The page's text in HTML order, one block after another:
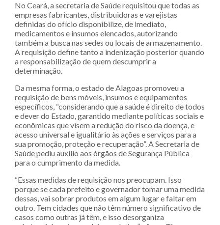
No Ceará, a secretaria de Saúde requisitou que todas as
empresas fabricantes, distribuidoras e varejistas
definidas do ofício disponibilize, de imediato,
medicamentos e insumos elencados, autorizando
também a busca nas sedes ou locais de armazenamento.
A requisição define tanto a indenização posterior quando
a responsabilização de quem descumprir a
determinação.
Da mesma forma, o estado de Alagoas promoveu a
requisição de bens móveis, insumos e equipamentos
específicos, “considerando que a saúde é direito de todos
e dever do Estado, garantido mediante políticas sociais e
econômicas que visem a redução do risco da doença, e
acesso universal e igualitário às ações e serviços para a
sua promoção, proteção e recuperação”. A Secretaria de
Saúde pediu auxílio aos órgãos de Segurança Pública
para o cumprimento da medida.
“Essas medidas de requisição nos preocupam. Isso
porque se cada prefeito e governador tomar uma medida
dessas, vai sobrar produtos em algum lugar e faltar em
outro. Tem cidades que não têm número significativo de
casos como outras já têm, e isso desorganiza